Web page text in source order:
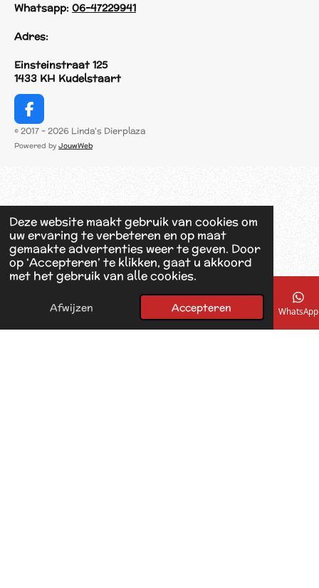
Deze website maakt gebruik van cookies om
uw ervaring te verbeteren en op maat
gemaakte advertenties weer te geven. Door
op ‘Accepteren’ te klikken, gaat u akkoord
met het gebruik van alle cookies.
Afwijzen Accepteren
Whatsapp: 06-47229941
Adres:
Einsteinstraat 125
1433 KH Kudelstaart
F
a
c
k
© 2017 - 2026 Linda's Dierplaza
Powered by JouwWeb
E-mailadres Telefoonnummer Kaart Facebook WhatsApp